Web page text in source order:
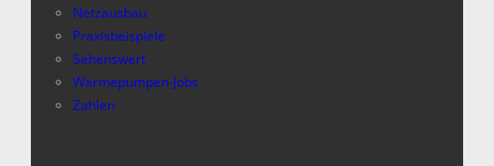
Netzausbau
Praxisbeispiele
Sehenswert
Wärmepumpen-Jobs
Zahlen